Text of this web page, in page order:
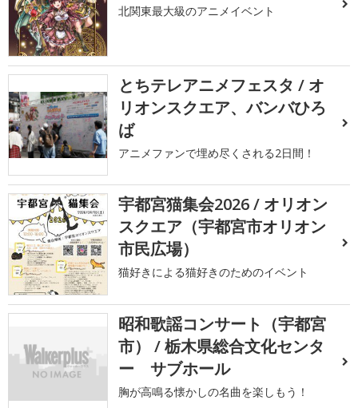
北関東最大級のアニメイベント
とちテレアニメフェスタ / オ
リオンスクエア、バンバひろ
ば
アニメファンで埋め尽くされる2日間！
宇都宮猫集会2026 / オリオン
スクエア（宇都宮市オリオン
市民広場）
猫好きによる猫好きのためのイベント
昭和歌謡コンサート（宇都宮
市） / 栃木県総合文化センタ
ー サブホール
胸が高鳴る懐かしの名曲を楽しもう！